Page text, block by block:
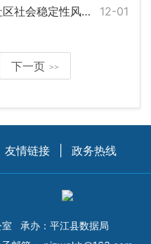
12-01
评估公众参与信息公示
下一页 >>
友情链接 政务热线
承办：平江县数据局